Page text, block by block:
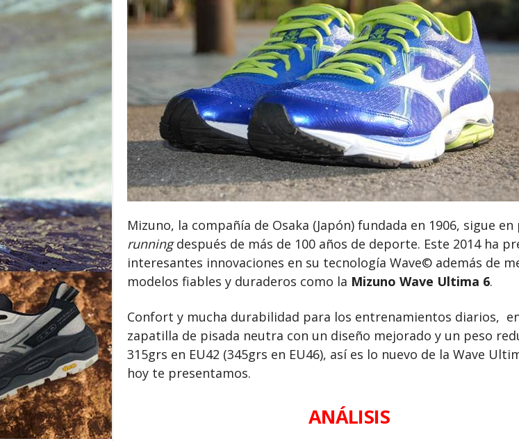
Mizuno, la compañía de Osaka (Japón) fundada en 1906, sigue en
runningdespués de más de 100 años de deporte. Este 2014 ha
interesantes innovaciones en su tecnología Wave© además de
modelos fiables y duraderos como la Mizuno Wave Ultima 6.
Confort y mucha durabilidad para los entrenamientos diarios,
zapatilla de pisada neutra con un diseño mejorado y un peso
315grs en EU42 (345grs en EU46), así es lo nuevo de la Wave
hoy te presentamos.
ANÁLISIS